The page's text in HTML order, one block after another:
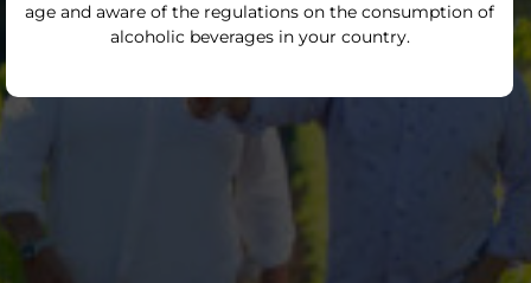
age and aware of the regulations on the consumption of
alcoholic beverages in your country.